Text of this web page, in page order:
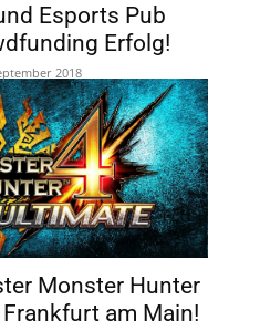
Esports Pub
Erfolg!
2018
Monster Hunter
am Main!